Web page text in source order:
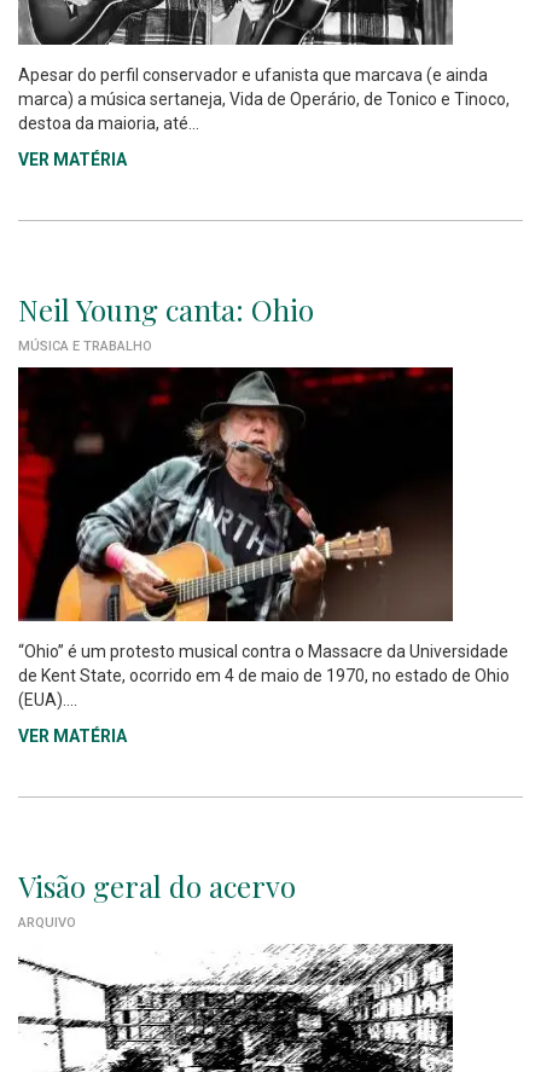
Apesar do perfil conservador e ufanista que marcava (e ainda
marca) a música sertaneja, Vida de Operário, de Tonico e Tinoco,
destoa da maioria, até...
VER MATÉRIA
Neil Young canta: Ohio
MÚSICA E TRABALHO
“Ohio” é um protesto musical contra o Massacre da Universidade
de Kent State, ocorrido em 4 de maio de 1970, no estado de Ohio
(EUA)....
VER MATÉRIA
Visão geral do acervo
ARQUIVO